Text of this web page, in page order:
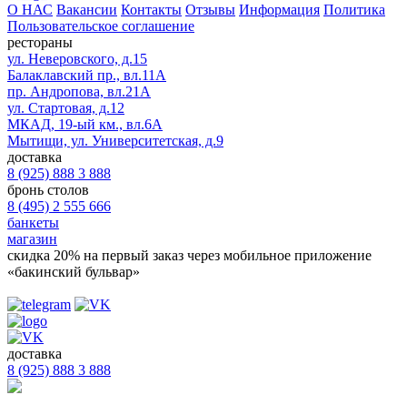
О НАС Вакансии Контакты Отзывы Информация Политика
Пользовательское соглашение
рестораны
ул. Неверовского, д.15
Балаклавский пр., вл.11А
пр. Андропова, вл.21А
ул. Стартовая, д.12
МКАД, 19-ый км., вл.6А
Мытищи, ул. Университетская, д.9
доставка
8 (925) 888 3 888
бронь столов
8 (495) 2 555 666
банкеты
магазин
скидка 20% на первый заказ через мобильное приложение
«бакинский бульвар»
доставка
8 (925) 888 3 888